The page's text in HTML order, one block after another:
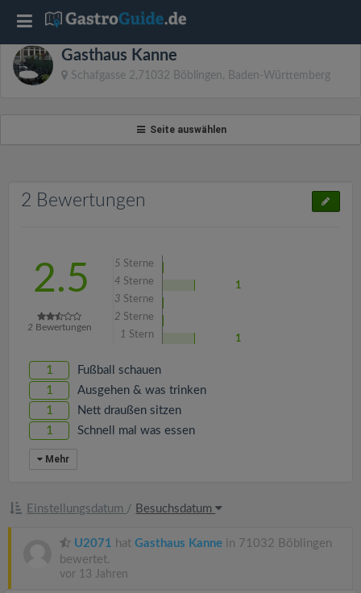
Gasthaus Kanne
Schafgasse 2,71032 Böblingen, Baden-Württemberg
Seite auswählen
2 Bewertungen
2.5
2 Bewertungen
5 Sterne
4 Sterne
1
3 Sterne
2 Sterne
1 Stern 1
1 Fußball schauen
1 Ausgehen & was trinken
1 Nett draußen sitzen
1 Schnell mal was essen
Mehr
Einstellungsdatum / Besuchsdatum
U2071 hat Gasthaus Kanne in 71032 Böblingen
bewertet.
vor 13 Jahren
T
o
a
v
i